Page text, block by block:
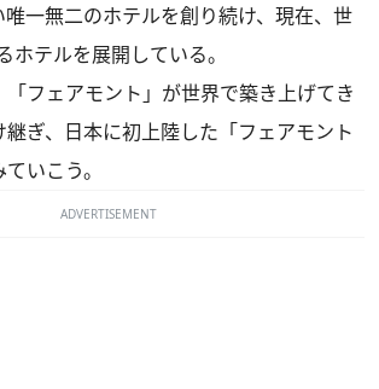
一無二のホテルを創り続け、現在、世
ホテルを展開している。
フェアモント」が世界で築き上げてき
ぎ、日本に初上陸した「フェアモント
いこう。
ADVERTISEMENT